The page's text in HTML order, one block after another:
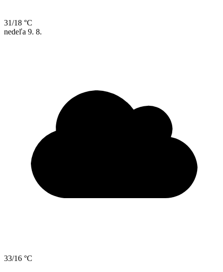
31/18 °C
nedeľa 9. 8.
33/16 °C